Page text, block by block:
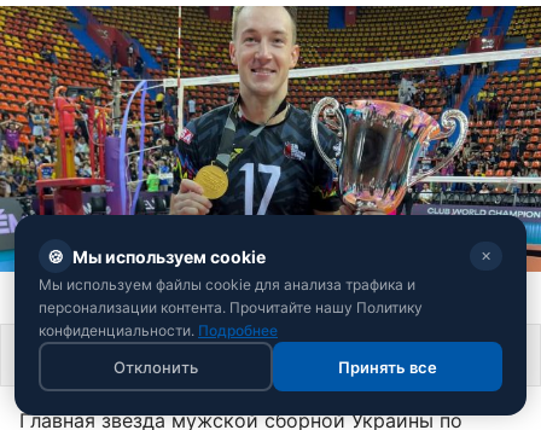
Олег Плотницкий (фото: instagram.com/oleh_plotnytskyi)
Поделиться
Главная звезда мужской сборной Украины по
🍪 Мы используем cookie ✕
Мы используем файлы cookie для анализа трафика и
персонализации контента. Прочитайте нашу Политику
конфиденциальности. Подробнее
Отклонить Принять все